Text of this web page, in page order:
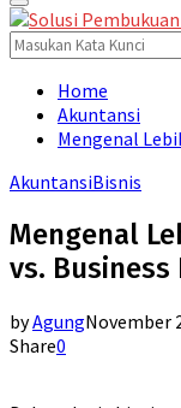
for:
Primary
Menu
Search
for:
Home
Akuntansi
Mengenal
AkuntansiBisnis
Mengenal
vs. Business
byAgungNovember
Share0